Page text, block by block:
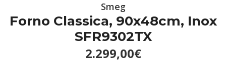
Smeg
Forno Classica, 90x48cm, Inox
SFR9302TX
2.299,00€